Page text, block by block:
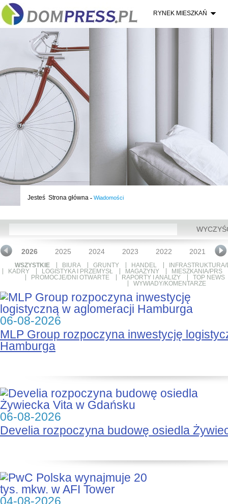
RYNEK MIESZKAŃ
Jesteś Strona główna - Wiadomości
2026 2025 2024 2023 2022 2021
WSZYSTKIE BIURA GRUNTY HANDEL
KADRY
LOGISTYKA I PRZEMYSŁ MAGAZYNY
MIESZKANIA/PRS
PROMOCJE/DNI OTWARTE
RAPORTY I ANALIZY
TOP NEWS
WYWIADY/KOMENTARZE
06-08-2026
MLP Group rozpoczyna inwestycję
Hamburga
06-08-2026
Develia rozpoczyna budowę osiedla
04-08-2026